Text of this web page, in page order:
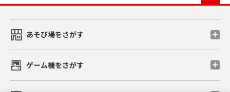
あそび場をさがす
ゲーム機をさがす